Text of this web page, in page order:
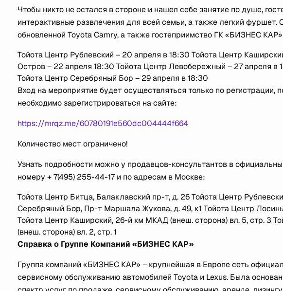
Чтобы никто не остался в стороне и нашел себе занятие по душе,
интерактивные развлечения для всей семьи, а также легкий
обновленной Toyota Camry, а также гостеприимство ГК «БИЗНЕС
Тойота Центр Рублевский – 20 апреля в 18:30 Тойота Центр
Остров – 22 апреля 18:30 Тойота Центр Левобережный – 27 апреля в
Тойота Центр Серебряный Бор – 29 апреля в 18:30
Вход на мероприятие будет осуществляться только по регистрации,
необходимо зарегистрироваться на сайте:
https://mrqz.me/60780191e560dc004444f664
Количество мест ограничено!
Узнать подробности можно у продавцов-консультантов в
номеру + 7(495) 255-44-17 и по адресам в Москве:
Тойота Центр Битца, Балаклавский пр-т, д. 26 Тойота Центр
Серебряный Бор, Пр-т Маршала Жукова, д. 49, к1 Тойота Центр
Тойота Центр Каширский, 26-й км МКАД (внеш. сторона) вл. 5, стр. 3
(внеш. сторона) вл. 2, стр. 1
Справка о Группе Компаний «БИЗНЕС КАР»
Группа компаний «БИЗНЕС КАР» – крупнейшая в Европе сеть
сервисному обслуживанию автомобилей Toyota и Lexus. Была